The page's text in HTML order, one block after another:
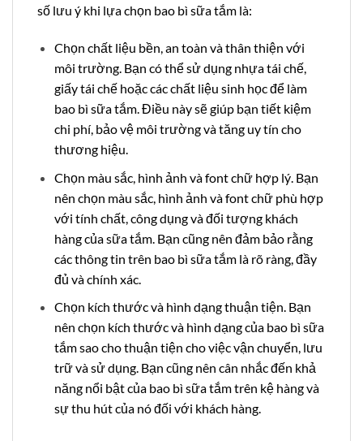
số lưu ý khi lựa chọn bao bì sữa tắm là:
Chọn chất liệu bền, an toàn và thân thiện với
môi trường. Bạn có thể sử dụng nhựa tái chế,
giấy tái chế hoặc các chất liệu sinh học để làm
bao bì sữa tắm. Điều này sẽ giúp bạn tiết kiệm
chi phí, bảo vệ môi trường và tăng uy tín cho
thương hiệu.
Chọn màu sắc, hình ảnh và font chữ hợp lý. Bạn
nên chọn màu sắc, hình ảnh và font chữ phù hợp
với tính chất, công dụng và đối tượng khách
hàng của sữa tắm. Bạn cũng nên đảm bảo rằng
các thông tin trên bao bì sữa tắm là rõ ràng, đầy
đủ và chính xác.
Chọn kích thước và hình dạng thuận tiện. Bạn
nên chọn kích thước và hình dạng của bao bì sữa
tắm sao cho thuận tiện cho việc vận chuyển, lưu
trữ và sử dụng. Bạn cũng nên cân nhắc đến khả
năng nổi bật của bao bì sữa tắm trên kệ hàng và
sự thu hút của nó đối với khách hàng.